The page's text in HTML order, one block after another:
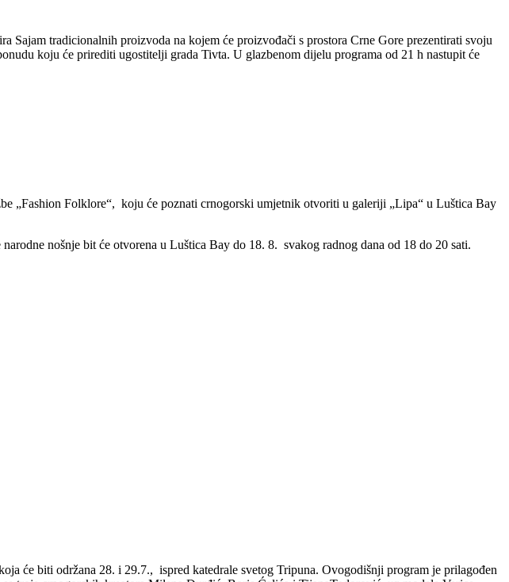
tradicionalnih proizvoda na kojem će proizvođači s prostora Crne Gore prezentirati svoju
koju će prirediti ugostitelji grada Tivta. U glazbenom dijelu programa od 21 h nastupit će
„Fashion Folklore“, koju će poznati crnogorski umjetnik otvoriti u galeriji „Lipa“ u Luštica Bay
nošnje bit će otvorena u Luštica Bay do 18. 8. svakog radnog dana od 18 do 20 sati.
će biti održana 28. i 29.7., ispred katedrale svetog Tripuna. Ovogodišnji program je prilagođen